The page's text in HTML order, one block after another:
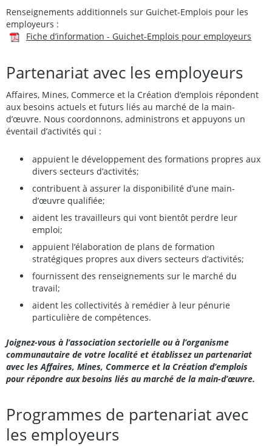
Renseignements additionnels sur Guichet-Emplois pour les
employeurs :
Fiche d’information - Guichet-Emplois pour employeurs
Partenariat avec les employeurs
Affaires, Mines, Commerce et la Création d’emplois répondent
aux besoins actuels et futurs liés au marché de la main-
d’œuvre. Nous coordonnons, administrons et appuyons un
éventail d’activités qui :
appuient le développement des formations propres aux
divers secteurs d’activités;
contribuent à assurer la disponibilité d’une main-
d’œuvre qualifiée;
aident les travailleurs qui vont bientôt perdre leur
emploi;
appuient l’élaboration de plans de formation
stratégiques propres aux divers secteurs d’activités;
fournissent des renseignements sur le marché du
travail;
aident les collectivités à remédier à leur pénurie
particulière de compétences.
Joignez-vous à l’association sectorielle ou à l’organisme
communautaire de votre localité et établissez un partenariat
avec les Affaires, Mines, Commerce et la Création d’emplois
pour répondre aux besoins liés au marché de la main-d’œuvre.
Programmes de partenariat avec
les employeurs